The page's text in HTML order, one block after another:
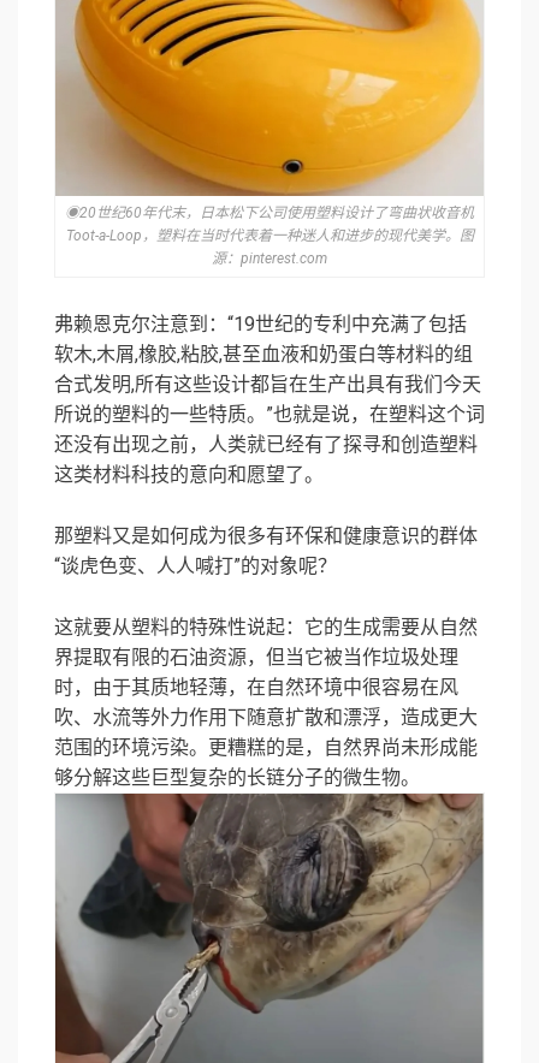
◉20世纪60年代末，日本松下公司使用塑料设计了弯曲状收音机
Toot-a-Loop，塑料在当时代表着一种迷人和进步的现代美学。图
源：pinterest.com
弗赖恩克尔注意到：“19世纪的专利中充满了包括
软木,木屑,橡胶,粘胶,甚至血液和奶蛋白等材料的组
合式发明,所有这些设计都旨在生产出具有我们今天
所说的塑料的一些特质。”也就是说，在塑料这个词
还没有出现之前，人类就已经有了探寻和创造塑料
这类材料科技的意向和愿望了。
那塑料又是如何成为很多有环保和健康意识的群体
“谈虎色变、人人喊打”的对象呢？
这就要从塑料的特殊性说起：它的生成需要从自然
界提取有限的石油资源，但当它被当作垃圾处理
时，由于其质地轻薄，在自然环境中很容易在风
吹、水流等外力作用下随意扩散和漂浮，造成更大
范围的环境污染。更糟糕的是，自然界尚未形成能
够分解这些巨型复杂的长链分子的微生物。